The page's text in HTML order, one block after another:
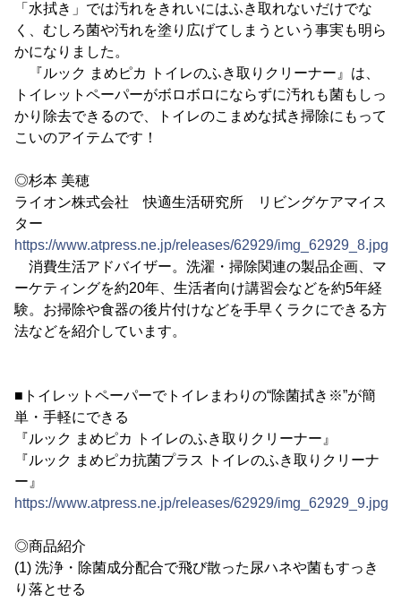
「水拭き」では汚れをきれいにはふき取れないだけでな
く、むしろ菌や汚れを塗り広げてしまうという事実も明ら
かになりました。
『ルック まめピカ トイレのふき取りクリーナー』は、
トイレットペーパーがボロボロにならずに汚れも菌もしっ
かり除去できるので、トイレのこまめな拭き掃除にもって
こいのアイテムです！
◎杉本 美穂
ライオン株式会社 快適生活研究所 リビングケアマイス
ター
https://www.atpress.ne.jp/releases/62929/img_62929_8.jpg
消費生活アドバイザー。洗濯・掃除関連の製品企画、マ
ーケティングを約20年、生活者向け講習会などを約5年経
験。お掃除や食器の後片付けなどを手早くラクにできる方
法などを紹介しています。
■トイレットペーパーでトイレまわりの“除菌拭き※”が簡
単・手軽にできる
『ルック まめピカ トイレのふき取りクリーナー』
『ルック まめピカ抗菌プラス トイレのふき取りクリーナ
ー』
https://www.atpress.ne.jp/releases/62929/img_62929_9.jpg
◎商品紹介
(1) 洗浄・除菌成分配合で飛び散った尿ハネや菌もすっき
り落とせる